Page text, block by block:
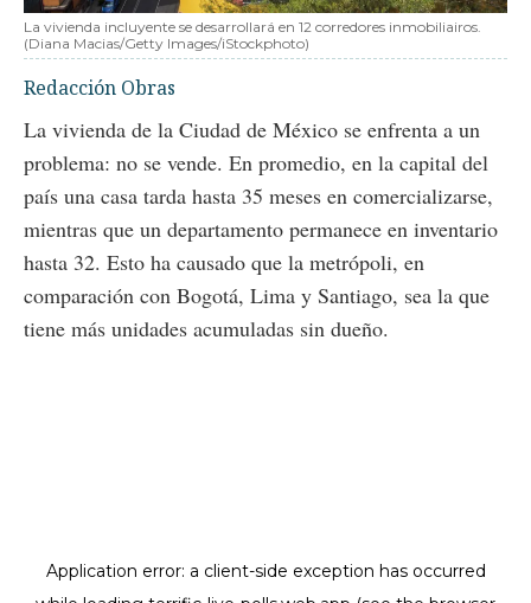
La vivienda incluyente se desarrollará en 12 corredores inmobiliairos.
(Diana Macias/Getty Images/iStockphoto)
Redacción Obras
La vivienda de la Ciudad de México se enfrenta a un
problema: no se vende. En promedio, en la capital del
país una casa tarda hasta 35 meses en comercializarse,
mientras que un departamento permanece en inventario
hasta 32. Esto ha causado que la metrópoli, en
comparación con Bogotá, Lima y Santiago, sea la que
tiene más unidades acumuladas sin dueño.